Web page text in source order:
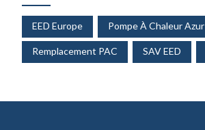
EED Europe Pompe À Chaleur Azur
Remplacement PAC SAV EED